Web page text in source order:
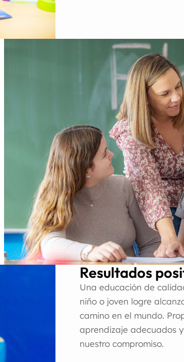
Resultados
Una educación de
niño o joven logre
camino en el mundo.
aprendizaje adecuados
nuestro compromiso.